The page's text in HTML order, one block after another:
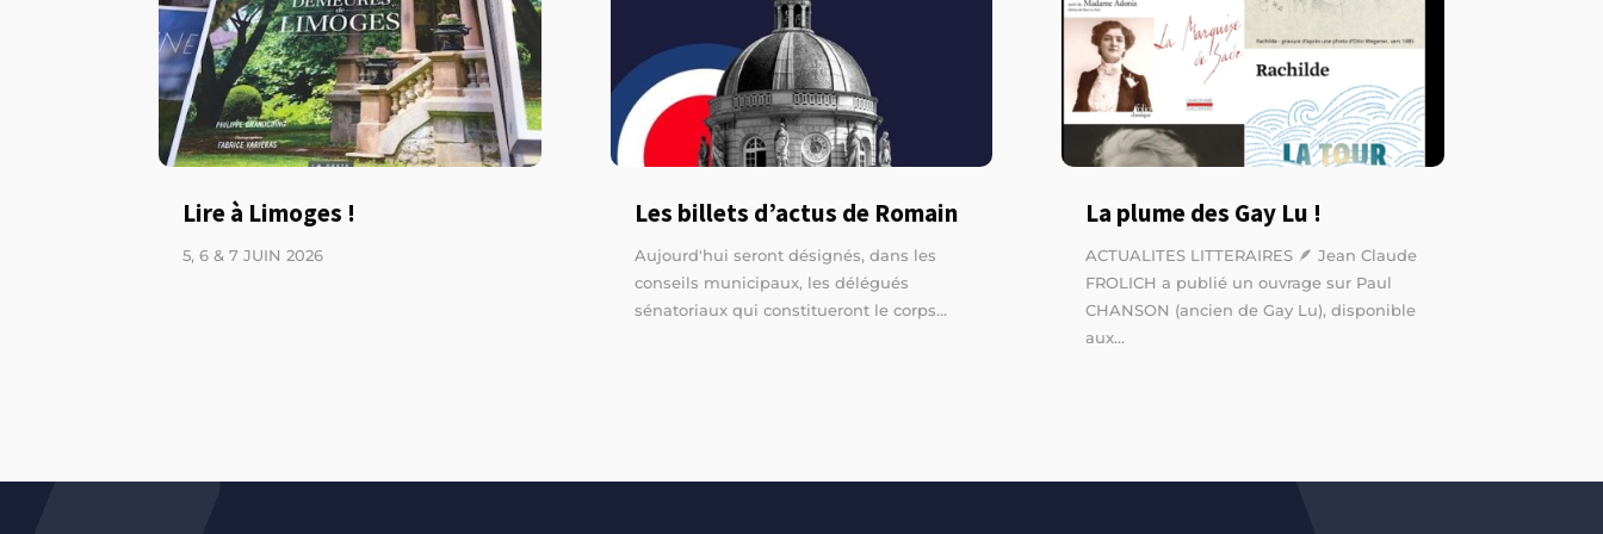
Lire à Limoges !
5, 6 & 7 JUIN 2026
Les billets d’actus de Romain
Aujourd'hui seront désignés, dans les
conseils municipaux, les délégués
sénatoriaux qui constitueront le corps...
La plume des Gay Lu !
ACTUALITES LITTERAIRES 🪶 Jean Claude
FROLICH a publié un ouvrage sur Paul
CHANSON (ancien de Gay Lu), disponible
aux...